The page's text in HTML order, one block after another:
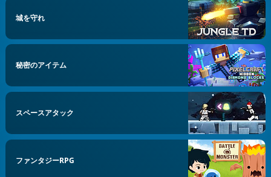
城を守れ
秘密のアイテム
スペースアタック
ファンタジーRPG